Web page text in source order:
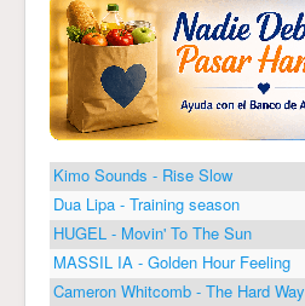
Kimo Sounds - Rise Slow
Dua Lipa - Training season
HUGEL - Movin' To The Sun
MASSIL IA - Golden Hour Feeling
Cameron Whitcomb - The Hard Way